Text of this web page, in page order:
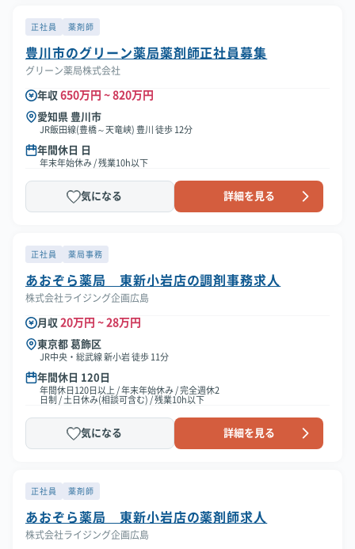
正社員 薬剤師
豊川市のグリーン薬局薬剤師正社員募集
グリーン薬局株式会社
年収 650万円 ~ 820万円
愛知県 豊川市
JR飯田線(豊橋～天竜峡) 豊川 徒歩 12分
年間休日 日
年末年始休み / 残業10h以下
気になる 詳細を見る
正社員 薬局事務
あおぞら薬局 東新小岩店の調剤事務求人
株式会社ライジング企画広島
月収 20万円 ~ 28万円
東京都 葛飾区
JR中央・総武線 新小岩 徒歩 11分
年間休日 120日
年間休日120日以上 / 年末年始休み / 完全週休2
日制 / 土日休み(相談可含む) / 残業10h以下
気になる 詳細を見る
正社員 薬剤師
あおぞら薬局 東新小岩店の薬剤師求人
株式会社ライジング企画広島